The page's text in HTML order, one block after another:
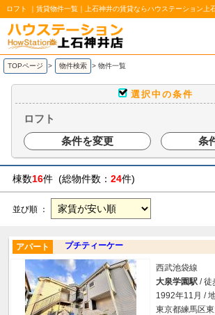
ロフト ｜賃貸物件一覧｜上石神井の賃貸ならハウステーション上
/mobile_img/
TOPページ > 物件検索 > 物件一覧
選択中の条件
ロフト
条件を変更
条
棟数16件 (総物件数： 24件)
並び順 ：
プチティーケー
アパート
西武池袋線
大泉学園駅 / 徒
1992年11月 /
東京都練馬区